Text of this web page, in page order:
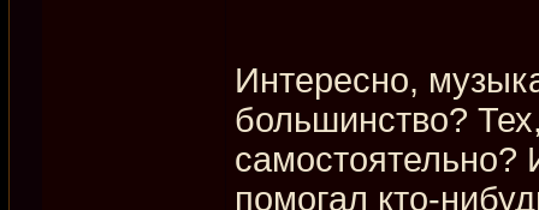
Интересно,
большинство?
самостоятельно?
помогал кто-